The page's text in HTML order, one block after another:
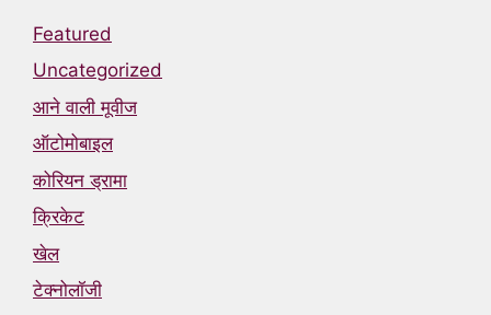
Featured
Uncategorized
आने वाली मूवीज
ऑटोमोबाइल
कोरियन ड्रामा
क्रिकेट
खेल
टेक्नोलॉजी